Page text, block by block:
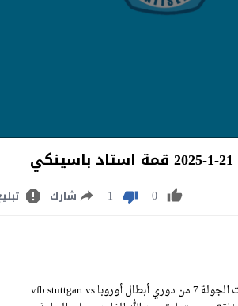
0
1 شارك
مشاهدة مباراة شتوتجارت وسلوفان براتيسلافا بث مباشر اليوم الثلاثاء 21-1-2025 ضمن منافسات الجولة 7 من دوري أبطال أوروبا vfb stuttgart vs